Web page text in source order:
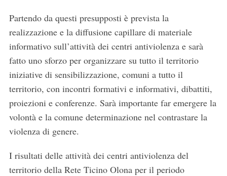
Partendo da questi presupposti è prevista la
realizzazione e la diffusione capillare di materiale
informativo sull’attività dei centri antiviolenza e sarà
fatto uno sforzo per organizzare su tutto il territorio
iniziative di sensibilizzazione, comuni a tutto il
territorio, con incontri formativi e informativi, dibattiti,
proiezioni e conferenze. Sarà importante far emergere la
volontà e la comune determinazione nel contrastare la
violenza di genere.
I risultati delle attività dei centri antiviolenza del
territorio della Rete Ticino Olona per il periodo
o
r
: